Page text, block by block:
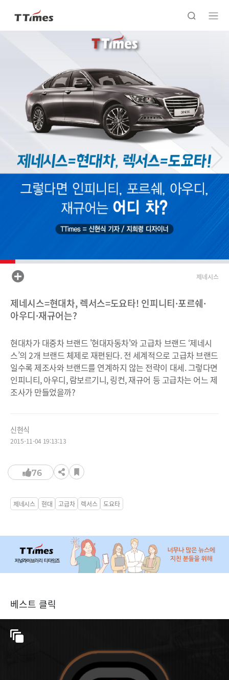
제네시스
제네시스=현대차, 렉서스=도요타! 인피니티·포르쉐·
아우디·재규어는?
현대차가 대중차 브랜드 '현대자동차'와 고급차 브랜드 ‘제네시
스’의 2개 브랜드 체제로 재편된다. 전 세계적으로 고급차 브랜드
일수록 제조사와 브랜드를 연계하지 않는 전략이 대세. 그렇다면
인피니티, 아우디, 람보르기니, 링컨, 재규어 등 고급차는 어느 제
조사가 만들었을까?
신현식
2015-11-04 19:13:13
76
제네시스 현대 고급차 렉서스 도요타
베스트 클릭